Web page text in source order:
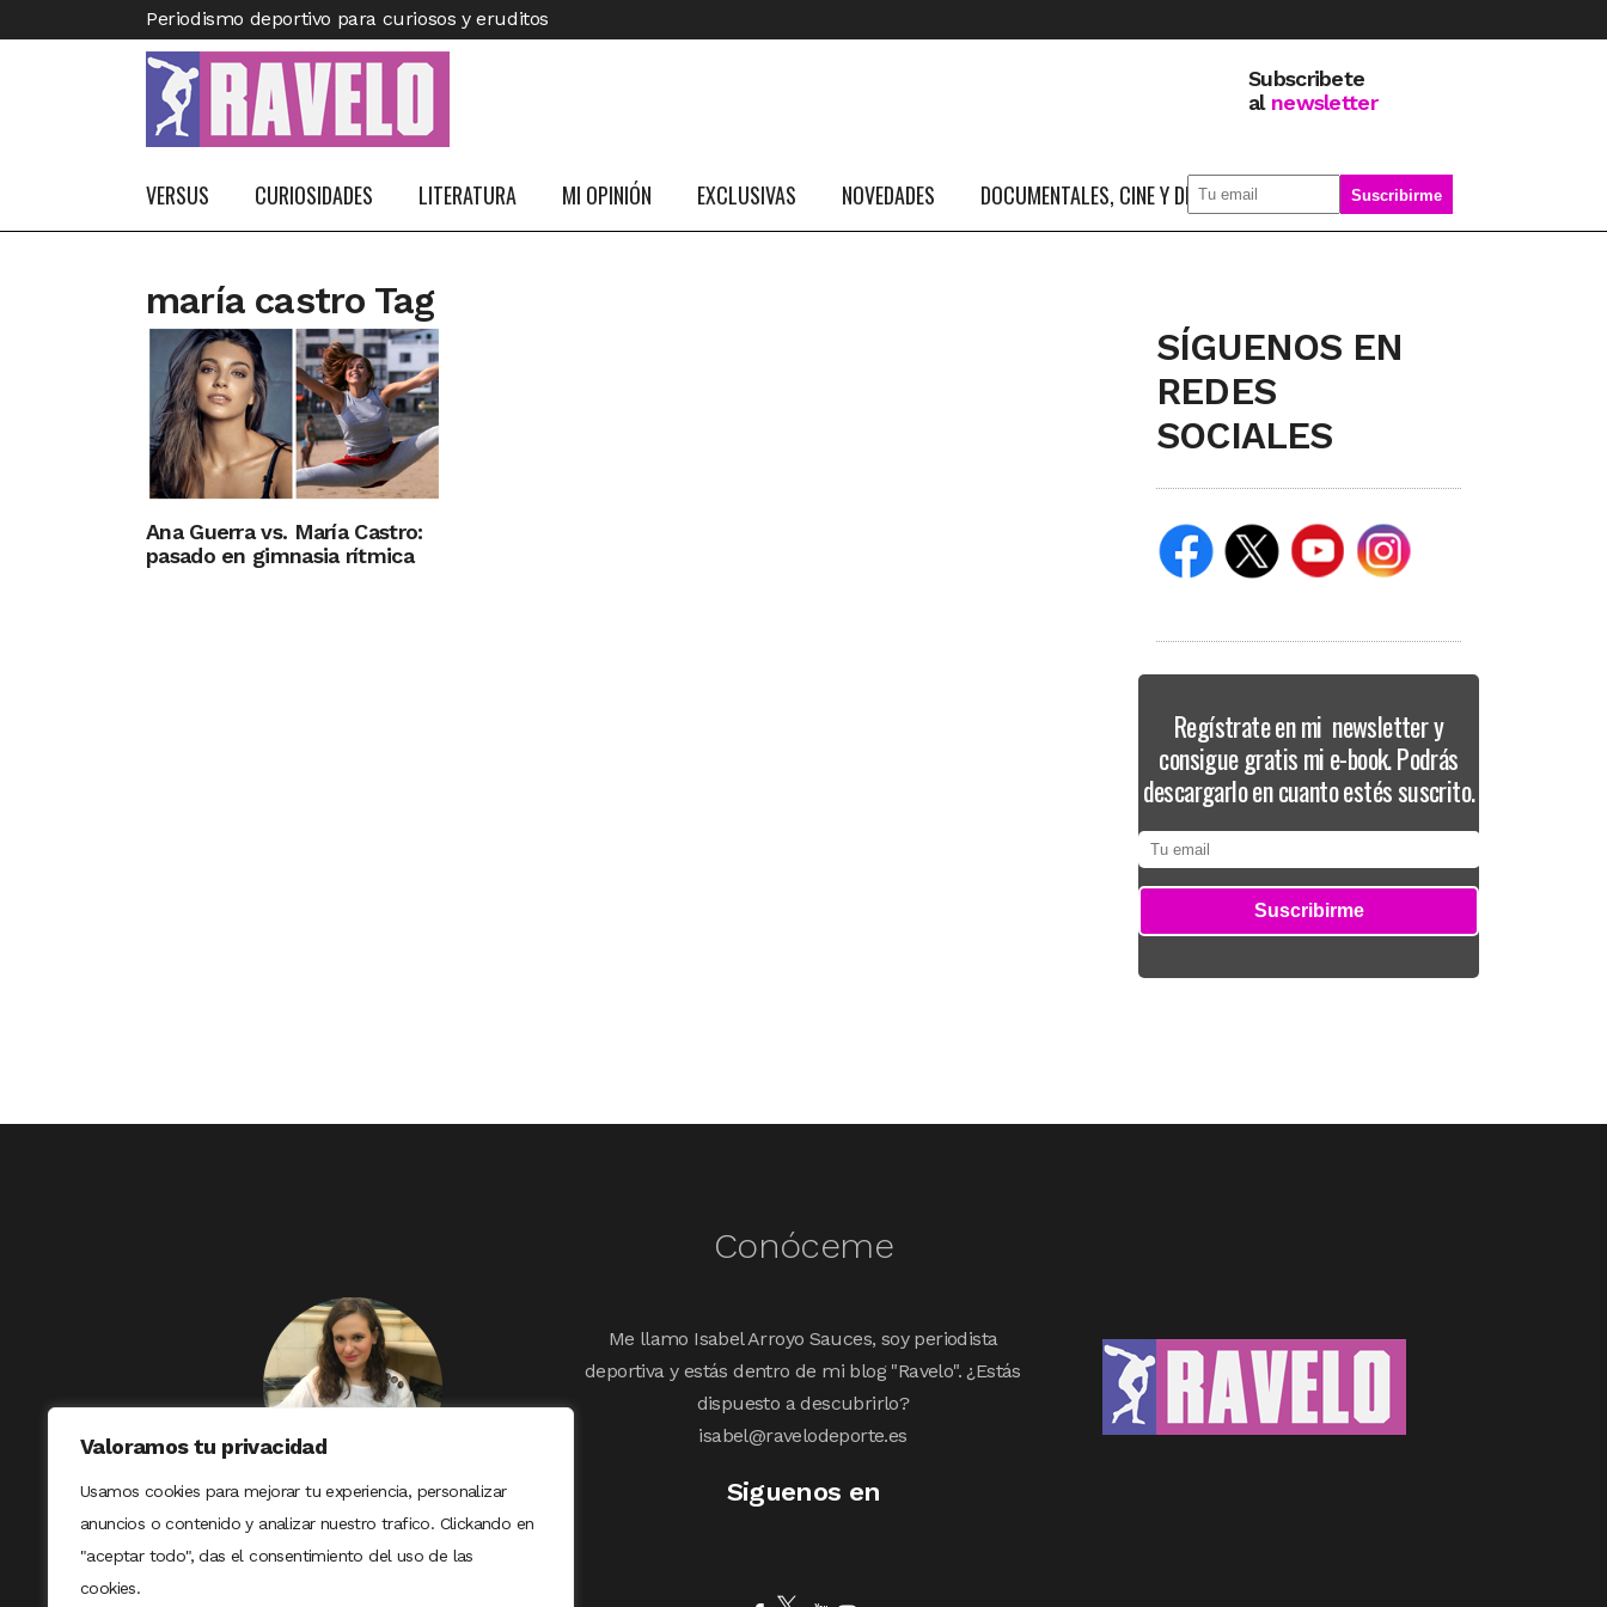
Valoramos tu privacidad
Usamos cookies para mejorar tu experiencia, personalizar
anuncios o contenido y analizar nuestro trafico. Clickando en
"aceptar todo", das el consentimiento del uso de las
cookies.
Periodismo deportivo para curiosos y eruditos
Subscribete
al newsletter
VERSUS CURIOSIDADES LITERATURA MI OPINIÓN EXCLUSIVAS NOVEDADES DOCUMENTALES, CINE Y DEPORTE SOBRE MÍ
maría castro Tag
Ana Guerra vs. María Castro:
pasado en gimnasia rítmica
SÍGUENOS EN
REDES
SOCIALES
Regístrate en mi newsletter y
consigue gratis mi e-book. Podrás
descargarlo en cuanto estés suscrito.
Conóceme
Me llamo Isabel Arroyo Sauces, soy periodista
deportiva y estás dentro de mi blog "Ravelo". ¿Estás
dispuesto a descubrirlo?
isabel@ravelodeporte.es
Siguenos en